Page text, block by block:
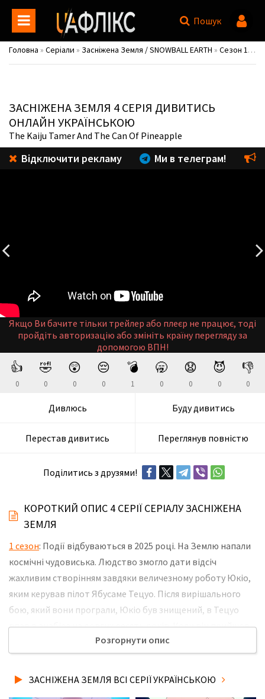
Пошук
Головна » Серіали » Засніжена Земля / SNOWBALL EARTH » Сезон 1» 1
ЗАСНІЖЕНА ЗЕМЛЯ 4 СЕРІЯ ДИВИТИСЬ
ОНЛАЙН УКРАЇНСЬКОЮ
The Kaiju Tamer And The Can Of Pineapple
Відключити рекламу Ми в телеграм!
Якщо Ви бачите тільки трейлер або плеєр не працює, тоді
пройдіть авторизацію або змініть країну перегляду за
допомогою ВПН!
👍
0
🤣
0
😲
0
😔
0
💣
1
🥱
0
😧
0
😈
0
👎
0
Дивлюсь Буду дивитись
Перестав дивитись Переглянув повністю
Поділитись з друзями!
КОРОТКИЙ ОПИС 4 СЕРІЇ СЕРІАЛУ ЗАСНІЖЕНА
ЗЕМЛЯ
1 сезон: Події відбуваються в 2025 році. На Землю напали
космічні чудовиська. Людство змогло дати відсіч
жахливим створінням завдяки величезному роботу Юкіо,
яким керував пілот Ябусаме Тецуо. Після вирішального
бою, який вони програли, Юкіо був знищений, в Тецуо
впав в анабіоз на довгих десять років. Коли він прийшов
до тями, то зрозумів, що планета повністю замерзла та
буде зясувати, що саме трапилося, в також, чи зможе він
Розгорнути опис
ЗАСНІЖЕНА ЗЕМЛЯ ВСІ СЕРІЇ УКРАЇНСЬКОЮ